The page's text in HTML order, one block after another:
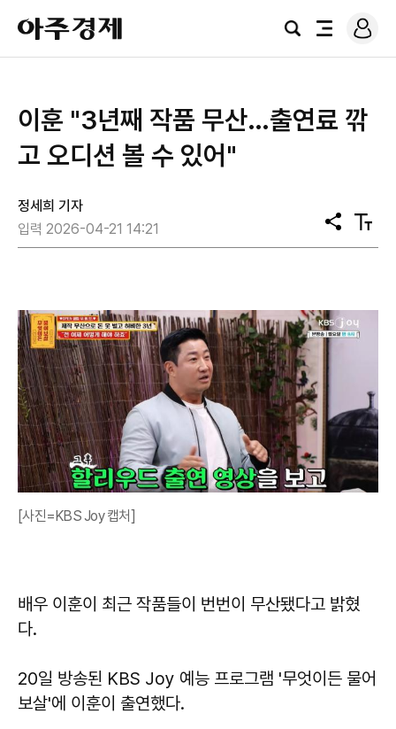
아
주
경
검
전
로
그
이훈 "3년째 작품 무산…출연료 깎
고 오디션 볼 수 있어"
정세희 기자
입력 2026-04-21 14:21
공
유
텍
스
[사진=KBS Joy 캡처]
배우 이훈이 최근 작품들이 번번이 무산됐다고 밝혔
다.
20일 방송된 KBS Joy 예능 프로그램 '무엇이든 물어
보살'에 이훈이 출연했다.